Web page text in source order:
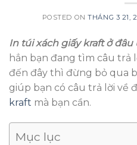
POSTED ONTHÁNG 3 21,
In túi xách giấy kraft ở
hẳn bạn đang tìm câu trả
đến đây thì đừng bỏ qua
giúp bạn có câu trả lời về
kraft mà bạn cần.
Mục lục